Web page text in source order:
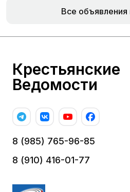
Все объявления
Крестьянские
Ведомости
8 (985) 765-96-85
8 (910) 416-01-77